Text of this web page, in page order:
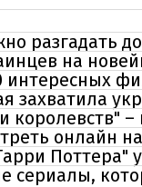
разгадать
на
интересных
захватила
королевств"
онлайн
сериалы,